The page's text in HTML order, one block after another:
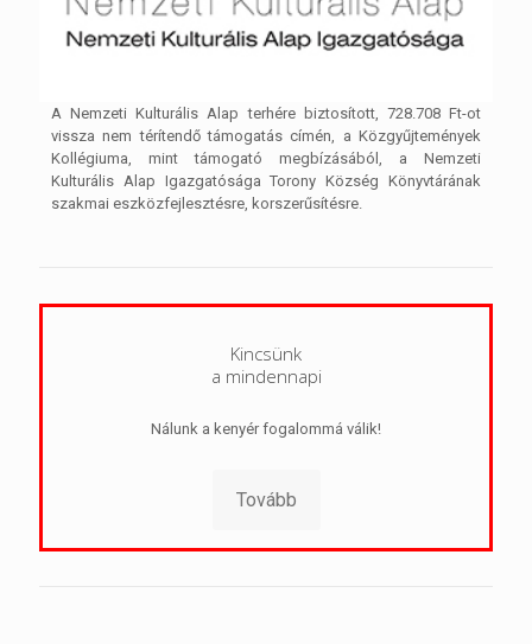
A Nemzeti Kulturális Alap terhére biztosított, 728.708 Ft-ot
vissza nem térítendő támogatás címén, a Közgyűjtemények
Kollégiuma, mint támogató megbízásából, a Nemzeti
Kulturális Alap Igazgatósága Torony Község Könyvtárának
szakmai eszközfejlesztésre, korszerűsítésre.
Kincsünk
a mindennapi
Nálunk a kenyér fogalommá válik!
Tovább